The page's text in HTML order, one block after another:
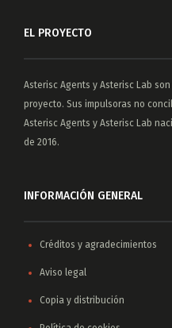
EL PROYECTO
Asterisc Agents y Asterisc Lab
proyecto. Sus impulsoras no
Asterisc Agents y Asterisc Lab
de 2016.
INFORMACIÓN GENERAL
Créditos y agradecimientos
Aviso legal
Copia y distribución